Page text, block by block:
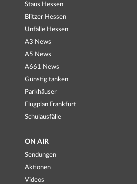
Staus Hessen
Blitzer Hessen
Unfälle Hessen
A3 News
A5 News
A661 News
Günstig tanken
Parkhäuser
Flugplan Frankfurt
Schulausfälle
ON AIR
Sendungen
Aktionen
Videos